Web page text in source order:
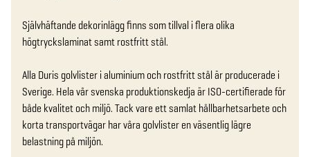
Självhäftande dekorinlägg finns som tillval i flera olika
högtryckslaminat samt rostfritt stål.
Alla Duris golvlister i aluminium och rostfritt stål är producerade i
Sverige. Hela vår svenska produktionskedja är ISO-certifierade för
både kvalitet och miljö. Tack vare ett samlat hållbarhetsarbete och
korta transportvägar har våra golvlister en väsentlig lägre
belastning på miljön.